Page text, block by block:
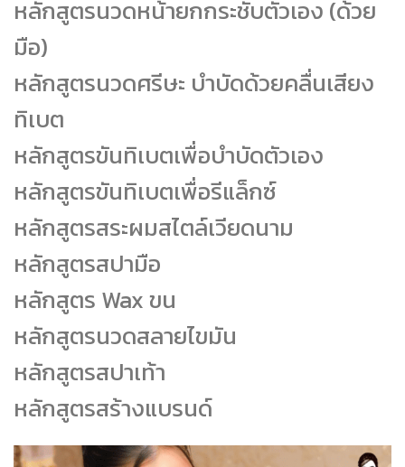
หลักสูตรนวดหน้ายกกระชับตัวเอง (ด้วย
มือ)
หลักสูตรนวดศรีษะ บำบัดด้วยคลื่นเสียง
ทิเบต
หลักสูตรขันทิเบตเพื่อบำบัดตัวเอง
หลักสูตรขันทิเบตเพื่อรีแล็กซ์
หลักสูตรสระผมสไตล์เวียดนาม
หลักสูตรสปามือ
หลักสูตร Wax ขน
หลักสูตรนวดสลายไขมัน
หลักสูตรสปาเท้า
หลักสูตรสร้างแบรนด์